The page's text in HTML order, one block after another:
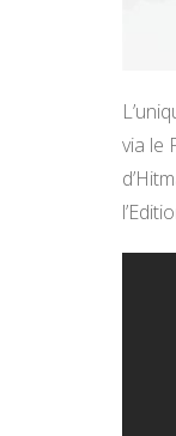
via le